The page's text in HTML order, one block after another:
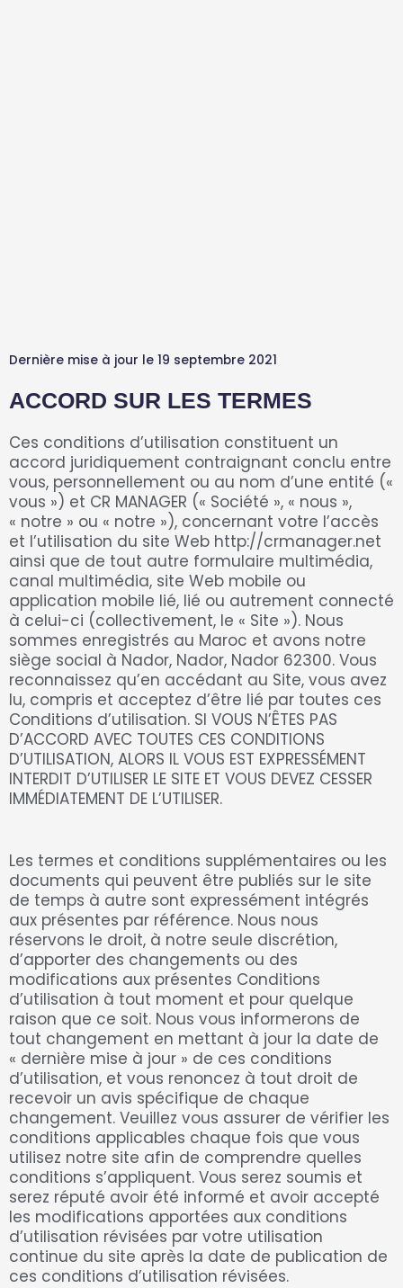
Dernière mise à jour le 19 septembre 2021
ACCORD SUR LES TERMES
Ces conditions d’utilisation constituent un
accord juridiquement contraignant conclu entre
vous, personnellement ou au nom d’une entité («
vous ») et CR MANAGER (« Société », « nous »,
« notre » ou « notre »), concernant votre l’accès
et l’utilisation du site Web http://crmanager.net
ainsi que de tout autre formulaire multimédia,
canal multimédia, site Web mobile ou
application mobile lié, lié ou autrement connecté
à celui-ci (collectivement, le « Site »). Nous
sommes enregistrés au Maroc et avons notre
siège social à Nador, Nador, Nador 62300. Vous
reconnaissez qu’en accédant au Site, vous avez
lu, compris et acceptez d’être lié par toutes ces
Conditions d’utilisation. SI VOUS N’ÊTES PAS
D’ACCORD AVEC TOUTES CES CONDITIONS
D’UTILISATION, ALORS IL VOUS EST EXPRESSÉMENT
INTERDIT D’UTILISER LE SITE ET VOUS DEVEZ CESSER
IMMÉDIATEMENT DE L’UTILISER.
Les termes et conditions supplémentaires ou les
documents qui peuvent être publiés sur le site
de temps à autre sont expressément intégrés
aux présentes par référence. Nous nous
réservons le droit, à notre seule discrétion,
d’apporter des changements ou des
modifications aux présentes Conditions
d’utilisation à tout moment et pour quelque
raison que ce soit. Nous vous informerons de
tout changement en mettant à jour la date de
« dernière mise à jour » de ces conditions
d’utilisation, et vous renoncez à tout droit de
recevoir un avis spécifique de chaque
changement. Veuillez vous assurer de vérifier les
conditions applicables chaque fois que vous
utilisez notre site afin de comprendre quelles
conditions s’appliquent. Vous serez soumis et
serez réputé avoir été informé et avoir accepté
les modifications apportées aux conditions
d’utilisation révisées par votre utilisation
continue du site après la date de publication de
ces conditions d’utilisation révisées.